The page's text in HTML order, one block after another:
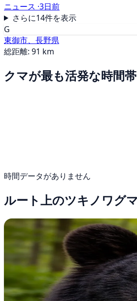
ニュース ·3日前
さらに14件を表示
G
東御市、長野県
総距離: 91 km
クマが最も活発な時間
時間データがありません
ルート上のツキノワグマ